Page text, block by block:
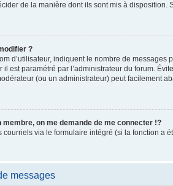
de la manière dont ils sont mis à
?
d’utilisateur, indiquent le nombre de
il est paramétré par l’administrateur du forum.
(ou un administrateur) peut facilement
membre, on me demande de me connecter !?
courriels via le formulaire intégré (si la fonction
messages